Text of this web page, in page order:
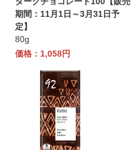
期間：11月1日～3月31日予
定】
80g
価格：1,058円